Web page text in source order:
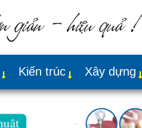
Kiến trúc Xây dựng